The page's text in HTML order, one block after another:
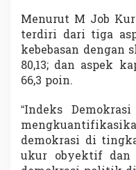
Menurut M Job
terdiri dari tiga
kebebasan dengan
80,13; dan aspek
66,3 poin.
“Indeks
demokrasi di
ukur obyektif dan